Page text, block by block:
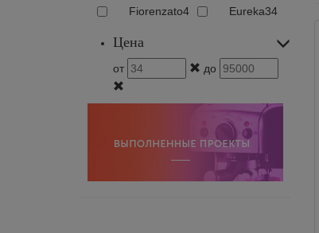
Fiorenzato4 Eureka34
Цена
от до